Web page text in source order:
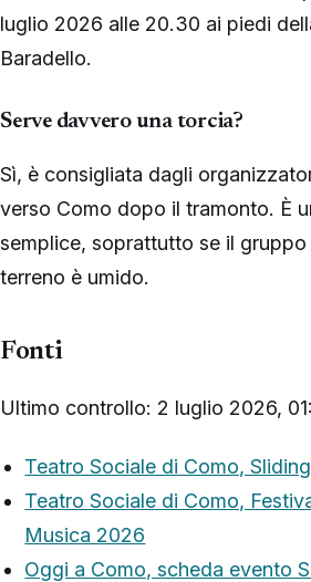
luglio 2026 alle 20.30 ai piedi
Baradello.
Serve davvero una torcia?
Sì, è consigliata dagli
verso Como dopo il tramonto. È
semplice, soprattutto se il gruppo
terreno è umido.
Fonti
Ultimo controllo: 2 luglio 2026,
Teatro Sociale di Como,
Teatro Sociale di Como,
Musica 2026
Oggi a Como, scheda evento